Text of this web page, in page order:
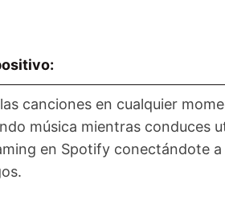
canciones en cualquier
música mientras conduces
en Spotify conectándote